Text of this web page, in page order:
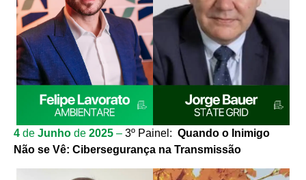
4 de Junho de 2025 – 3º Painel: Quando o Inimigo
Não se Vê: Cibersegurança na Transmissão